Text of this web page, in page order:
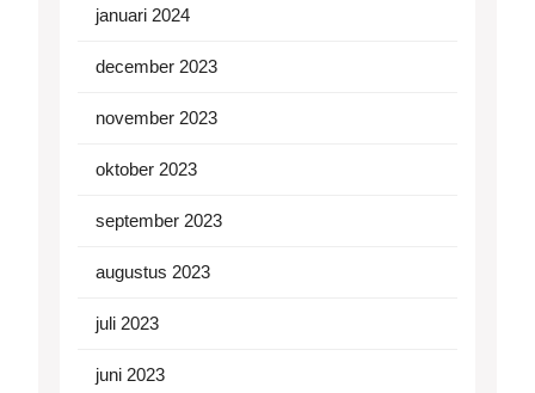
januari 2024
december 2023
november 2023
oktober 2023
september 2023
augustus 2023
juli 2023
juni 2023